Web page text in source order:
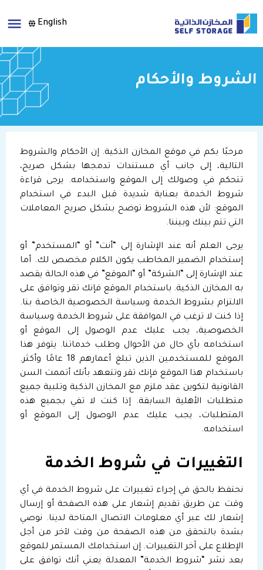
English
الشروط والأحكام
مرحبًا بكم في موقع المخازن الذكية. إن الأحكام والشروط
التالية، إلى جانب أي مستندات تدمجها بشكل صريح،
تتحكم في وصولك إلى الموقع واستخدامه. يرجى قراءة
شروط الخدمة بعناية شديدة قبل البدء في استخدام
الموقع: لأن هذه الشروط توضح بشكل صريح المعاملات
التي تتم بينك وبيننا.
يرجى العلم أنه عند الإشارة إلى “أنت” أو “المستخدم” أو
إستخدام الضمير المخاطب يكون الكلام مخصص لك. أما
عند الإشارة إلى “الشركة” أو “الموقع” في هذه الحالة يقصد
به المخازن الذكية. باستخدام الموقع فإنك تقر وتوافق على
الالتزام بشروط الخدمة وسياسة الخصوصية الخاصة بنا.
إذا كنت لا ترغب في الموافقة على شروط الخدمة وسياسة
الخصوصية، يجب عليك عدم الوصول إلى الموقع أو
استخدامه بأي حال من الأحوال وطلب خدماتنا. يتوفر هذا
الموقع للمستخدمين الذين تبلغ أعمارهم 18 عامًا وأكثر.
باستخدام هذا الموقع فإنك تقر وتتعهد بأنك أتممت السن
القانونية لتكوين عقد ملزم مع المخازن الذكية وتلبية جميع
متطلبات الأهلية السابقة. إذا كنت لا تفي بجميع هذه
المتطلبات، يجب عليك عدم الوصول إلى الموقع أو
استخدامه.
التغييرات في شروط الخدمة
نحتفظ بالحق في إجراء تغييرات على شروط الخدمة في أي
وقت عن طريق تقديم إشعار على هذه الصفحة أو إرسال
إشعار لك عبر أي معلومات الاتصال المتاحة لدينا. نوصي
بشدة بالتحقق من هذه الصفحة من وقت لآخر من أجل
الإطلاع على آخر التغييرات. إن استخدامك المستمر للموقع
بعد نشر “شروط الخدمة” المعدلة يعني أنك توافق على